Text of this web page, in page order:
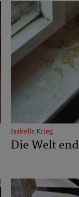
Isabelle Krieg
Die Welt